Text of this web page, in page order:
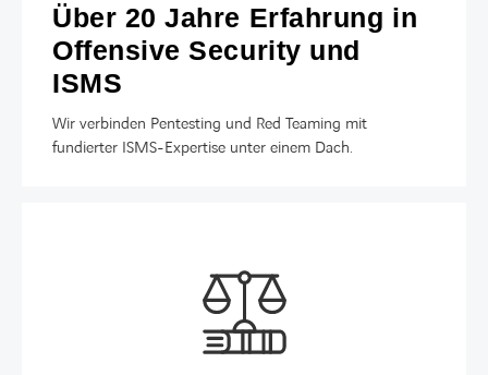
Über 20 Jahre Erfahrung in
Offensive Security und
ISMS
Wir verbinden Pentesting und Red Teaming mit
fundierter ISMS-Expertise unter einem Dach.